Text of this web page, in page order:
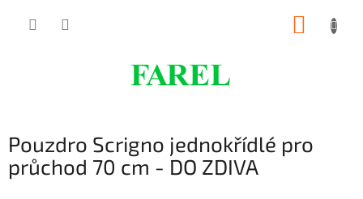
Pouzdro Scrigno jednokřídlé pro
průchod 70 cm - DO ZDIVA